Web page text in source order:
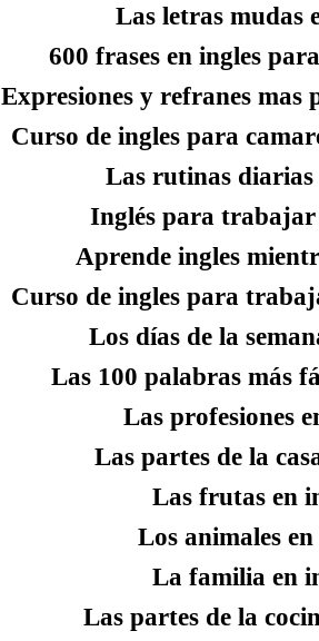
Las letras mudas
600 frases en ingles
Expresiones y refranes mas
Curso de ingles para
Las rutinas diarias
Inglés para trabajar
Aprende ingles
Curso de ingles para
Los días de la
Las 100 palabras más
Las profesiones
Las partes de la
Las frutas en
Los animales
La familia en
Las partes de la